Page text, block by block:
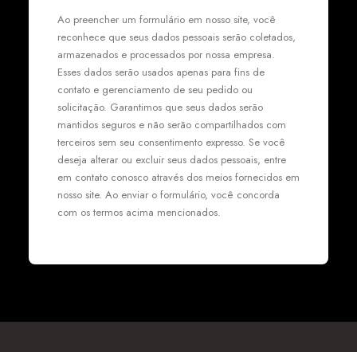
Ao preencher um formulário em nosso site, você
reconhece que seus dados pessoais serão coletados,
armazenados e processados por nossa empresa.
Esses dados serão usados apenas para fins de
contato e gerenciamento de seu pedido ou
solicitação. Garantimos que seus dados serão
mantidos seguros e não serão compartilhados com
terceiros sem seu consentimento expresso. Se você
deseja alterar ou excluir seus dados pessoais, entre
em contato conosco através dos meios fornecidos em
nosso site. Ao enviar o formulário, você concorda
com os termos acima mencionados.